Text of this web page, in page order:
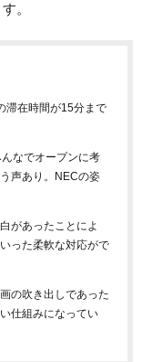
。
滞在時間が15分まで
なでオープンに考
声あり。NECの姿
があったことによ
った柔軟な対応がで
の吹き出しであった
仕組みになってい